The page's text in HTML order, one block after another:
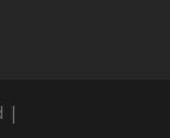
|